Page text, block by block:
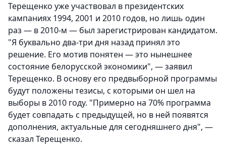
Терещенко уже участвовал в президентских
кампаниях 1994, 2001 и 2010 годов, но лишь один
раз — в 2010-м — был зарегистрирован кандидатом.
"Я буквально два-три дня назад принял это
решение. Его мотив понятен — это нынешнее
состояние белорусской экономики", — заявил
Терещенко. В основу его предвыборной программы
будут положены тезисы, с которыми он шел на
выборы в 2010 году. "Примерно на 70% программа
будет совпадать с предыдущей, но в ней появятся
дополнения, актуальные для сегодняшнего дня", —
сказал Терещенко.